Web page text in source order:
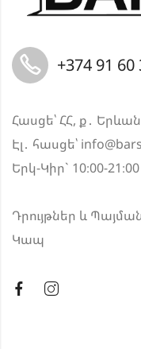
+374 91 60
Հասցե՝ ՀՀ, ք․
Էլ․ հասցե՝
Երկ-Կիր` 10։00-21։00
Դրույթներ և
Կապ